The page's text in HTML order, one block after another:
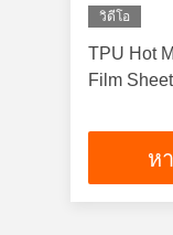
วิดีโอ
TPU Hot
Film
ห